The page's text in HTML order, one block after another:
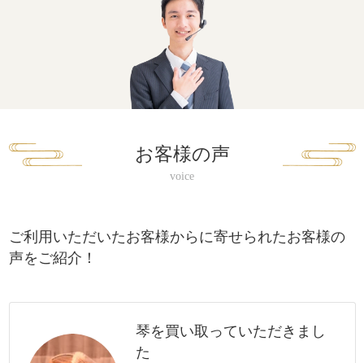
お客様の声
ご利用いただいたお客様からに寄せられたお客様の
声をご紹介！
琴を買い取っていただきまし
た